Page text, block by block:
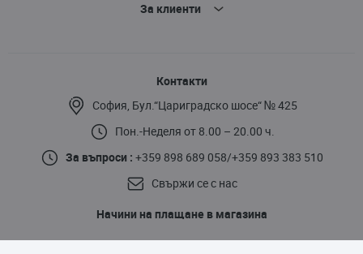
За клиенти
Контакти
София, Бул.“Цариградско шосе“ № 425
Пон.-Неделя от 8.00 – 20.00 ч.
За въпроси : +359 898 689 058/+359 893 383 510
Свържи се с нас
Начини на плащане в магазина